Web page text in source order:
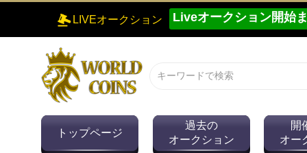
LIVEオークション Liveオークション開始
トップページ
過去の
オークション
開
オー